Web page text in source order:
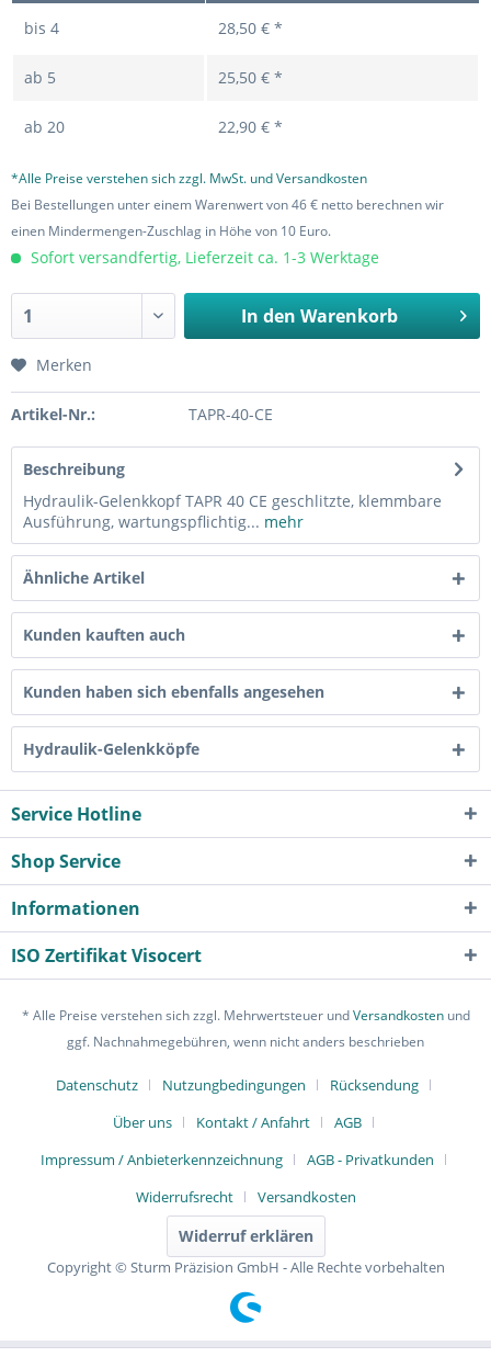
bis 4 28,50 € *
ab 5 25,50 € *
ab 20 22,90 € *
*Alle Preise verstehen sich zzgl. MwSt. und Versandkosten
Bei Bestellungen unter einem Warenwert von 46 € netto berechnen wir
einen Mindermengen-Zuschlag in Höhe von 10 Euro.
Sofort versandfertig, Lieferzeit ca. 1-3 Werktage
In den Warenkorb
Merken
Artikel-Nr.: TAPR-40-CE
Beschreibung
Hydraulik-Gelenkkopf TAPR 40 CE geschlitzte, klemmbare
Ausführung, wartungspflichtig... mehr
Ähnliche Artikel
Kunden kauften auch
Kunden haben sich ebenfalls angesehen
Hydraulik-Gelenkköpfe
Service Hotline
Shop Service
Informationen
ISO Zertifikat Visocert
* Alle Preise verstehen sich zzgl. Mehrwertsteuer undVersandkostenund
ggf. Nachnahmegebühren, wenn nicht anders beschrieben
Datenschutz Nutzungbedingungen
Rücksendung
Über uns
Kontakt / Anfahrt
AGB
Impressum / Anbieterkennzeichnung
AGB - Privatkunden
Widerrufsrecht
Versandkosten
Widerruf erklären
Copyright © Sturm Präzision GmbH - Alle Rechte vorbehalten